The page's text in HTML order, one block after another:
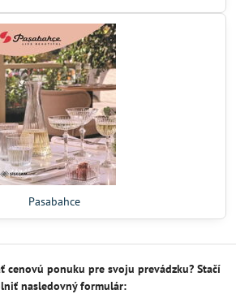
Pasabahce
cenovú ponuku pre svoju prevádzku? Stačí
nasledovný formulár: